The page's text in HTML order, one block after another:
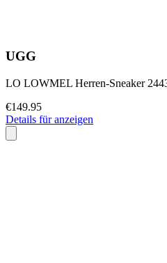
UGG
LO LOWMEL Herren-Sneaker
€149.95
Details für anzeigen